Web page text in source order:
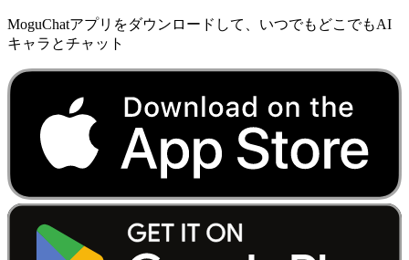
MoguChatアプリをダウンロードして、いつでもどこでもAI
キャラとチャット